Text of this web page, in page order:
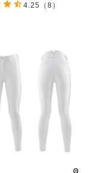
4.25 （8）